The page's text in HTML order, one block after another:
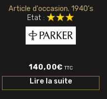
Article d'occasion. 1940's
Etat :
140,00€ TTC
Lire la suite